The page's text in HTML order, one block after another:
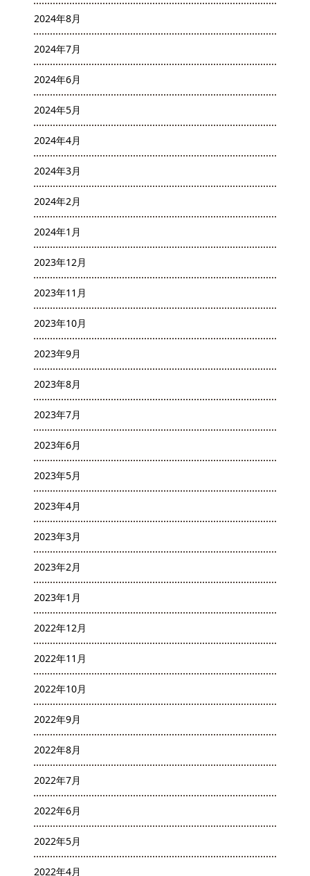
2024年8月
2024年7月
2024年6月
2024年5月
2024年4月
2024年3月
2024年2月
2024年1月
2023年12月
2023年11月
2023年10月
2023年9月
2023年8月
2023年7月
2023年6月
2023年5月
2023年4月
2023年3月
2023年2月
2023年1月
2022年12月
2022年11月
2022年10月
2022年9月
2022年8月
2022年7月
2022年6月
2022年5月
2022年4月